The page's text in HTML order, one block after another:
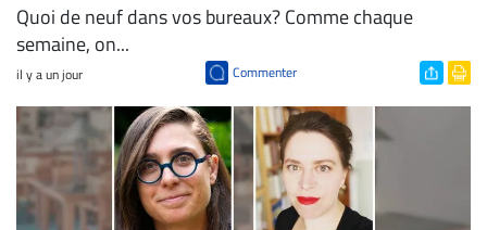
Quoi de neuf dans vos bureaux? Comme chaque
semaine, on...
il y a un jour Commenter